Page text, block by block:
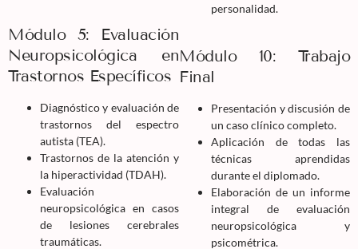
Módulo 5: Evaluación
Neuropsicológica en
Trastornos Específicos
Diagnóstico y evaluación de
trastornos del espectro
autista (TEA).
Trastornos de la atención y
la hiperactividad (TDAH).
Evaluación
neuropsicológica en casos
de lesiones cerebrales
traumáticas.
personalidad.
Módulo 10: Trabajo
Final
Presentación y discusión de
un caso clínico completo.
Aplicación de todas las
técnicas aprendidas
durante el diplomado.
Elaboración de un informe
integral de evaluación
neuropsicológica y
psicométrica.